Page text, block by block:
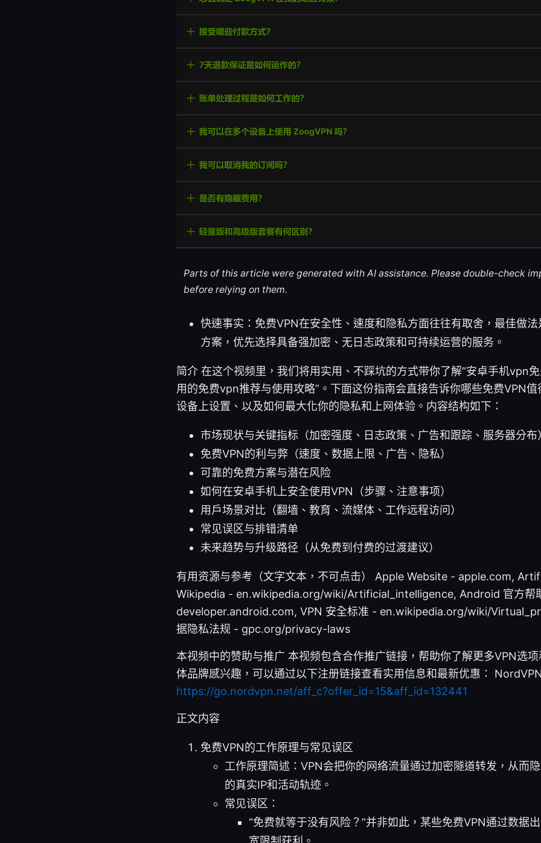
Parts of this article were generated with AI assistance. Please double-check
before relying on them.
快速事实：免费VPN在安全性、速度和隐私方面往往有取舍，最佳做
方案，优先选择具备强加密、无日志政策和可持续运营的服务。
简介 在这个视频里，我们将用实用、不踩坑的方式带你了解“安卓手机vpn
用的免费vpn推荐与使用攻略”。下面这份指南会直接告诉你哪些免费VPN
设备上设置、以及如何最大化你的隐私和上网体验。内容结构如下：
市场现状与关键指标（加密强度、日志政策、广告和跟踪、服务器分布
免费VPN的利与弊（速度、数据上限、广告、隐私）
可靠的免费方案与潜在风险
如何在安卓手机上安全使用VPN（步骤、注意事项）
用户场景对比（翻墙、教育、流媒体、工作远程访问）
常见误区与排错清单
未来趋势与升级路径（从免费到付费的过渡建议）
有用资源与参考（文字文本，不可点击） Apple Website - apple.com,
Wikipedia - en.wikipedia.org/wiki/Artificial_intelligence, Android 官方帮
developer.android.com, VPN 安全标准 - en.wikipedia.org/wiki/
据隐私法规 - gpc.org/privacy-laws
本视频中的赞助与推广 本视频包含合作推广链接，帮助你了解更多VPN选
体品牌感兴趣，可以通过以下注册链接查看实用信息和最新优惠：
https://go.nordvpn.net/aff_c?offer_id=15&aff_id=132441
正文内容
免费VPN的工作原理与常见误区
工作原理简述：VPN会把你的网络流量通过加密隧道转发，从而
的真实IP和活动轨迹。
常见误区：
“免费就等于没有风险？”并非如此，某些免费VPN通过数据